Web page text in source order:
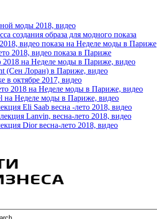
моды 2018, видео
создания образа для модного показа
видео показа на Неделе моды в Париже
2018, видео показа в Париже
2018 на Неделе моды в Париже, видео
(Сен Лоран) в Париже, видео
в октябре 2017, видео
2018 на Неделе моды в Париже, видео
на Неделе моды в Париже, видео
Eli Saab весна -лето 2018, видео
Lanvin, весна-лето 2018, видео
Dior весна-лето 2018, видео